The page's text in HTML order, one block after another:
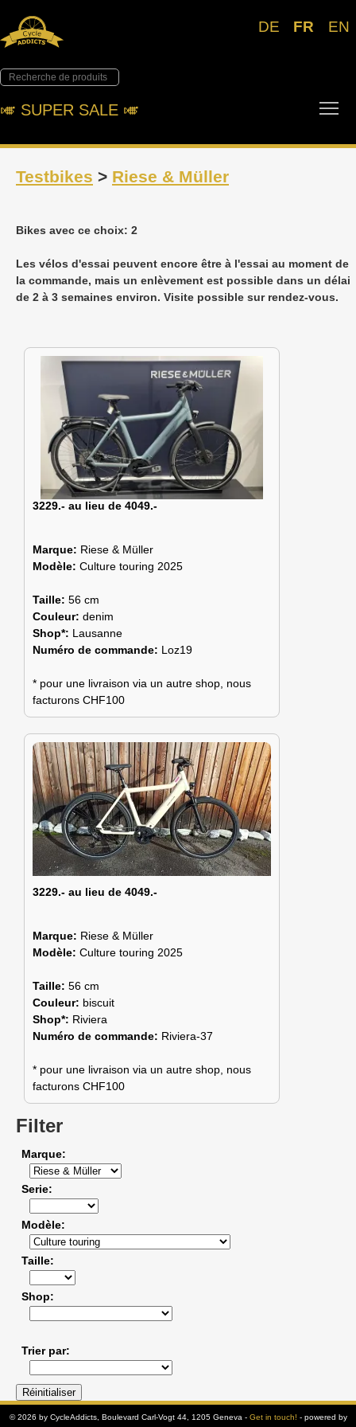
DE FR EN
🎺︎ SUPER SALE 🎺︎
Testbikes > Riese & Müller
Bikes avec ce choix: 2
Les vélos d'essai peuvent encore être à l'essai au moment de
la commande, mais un enlèvement est possible dans un délai
de 2 à 3 semaines environ. Visite possible sur rendez-vous.
3229.- au lieu de 4049.-
Marque: Riese & Müller
Modèle: Culture touring 2025
Taille: 56 cm
Couleur: denim
Shop*: Lausanne
Numéro de commande: Loz19
* pour une livraison via un autre shop, nous
facturons CHF100
3229.- au lieu de 4049.-
Marque: Riese & Müller
Modèle: Culture touring 2025
Taille: 56 cm
Couleur: biscuit
Shop*: Riviera
Numéro de commande: Riviera-37
* pour une livraison via un autre shop, nous
facturons CHF100
Filter
Marque
Serie
Modèle
Taille
Shop
Trier par
© 2026 by CycleAddicts, Boulevard Carl-Vogt 44, 1205 Geneva - Get in touch! - powered by